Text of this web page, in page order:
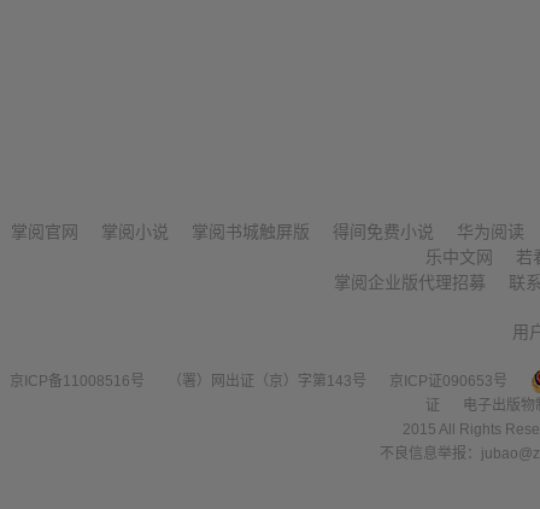
掌阅官网 掌阅小说 掌阅书城触屏版 得间免费小说
华为阅读
乐中文网
若
掌阅企业版代理招募
联
用
京ICP备11008516号 （署）网出证（京）字第143号
京ICP证090653号
证
电子出版
2015 All Rights
不良信息举报：